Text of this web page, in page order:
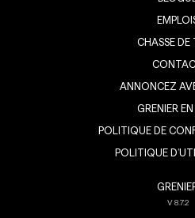
CHASSE DE
ANNONCEZ
GRENIER EN
POLITIQUE DE
POLITIQUE
V8.7.2